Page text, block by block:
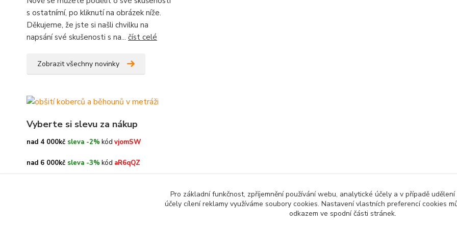
s ostatnímí, po kliknutí na obrázek níže.
Děkujeme, že jste si našli chvilku na
napsání své skušenosti s na... číst celé
Zobrazit všechny novinky
Vyberte si slevu za nákup
nad 4 000kč sleva -2% kód vjomSW
nad 6 000kč sleva -3% kód aR6qQZ
Pro základní funkčnost, zpříjemnění používání webu, analytické účely a v případě
účely cílení reklamy využíváme soubory cookies. Nastavení vlastních preferencí cookies
odkazem ve spodní části stránek.